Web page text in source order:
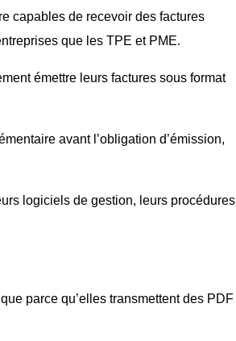
capables de recevoir des factures
que les TPE et PME.
émettre leurs factures sous format
avant l’obligation d’émission,
logiciels de gestion, leurs procédures
parce qu’elles transmettent des PDF